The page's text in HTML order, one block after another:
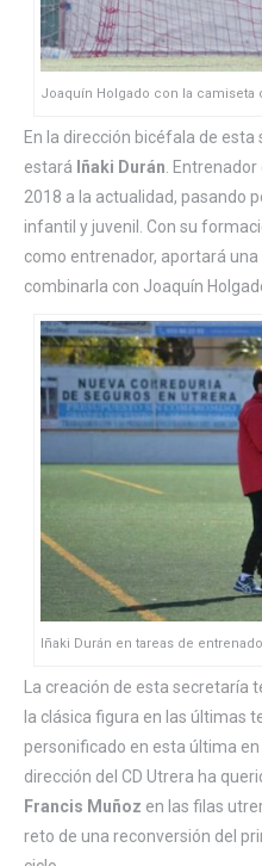
Joaquín Holgado con la camiseta
En la dirección bicéfala de
estará Iñaki Durán .
2018 a la actualidad, pasando
infantil y juvenil. Con su
como entrenador, aportará
combinarla con Joaquín
Iñaki Durán en tareas de
La creación de esta secretaría
la clásica figura en las últimas
personificado en esta última
dirección del CD Utrera ha
Francis Muñoz en las filas
reto de una reconversión del